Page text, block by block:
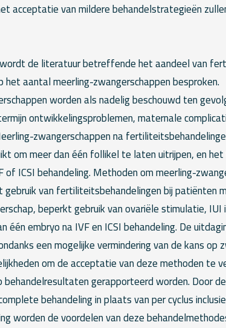
acceptatie van mildere behandelstrategieën
de literatuur betreffende het aandeel van
het aantal meerling-zwangerschappen besproken.
worden als nadelig beschouwd ten
ontwikkelingsproblemen, maternale
zwangerschappen na
om meer dan één follikel te laten uitrijpen, en
of ICSI behandeling. Methoden om meerling-
gebruik van fertiliteitsbehandelingen bij patiënten
beperkt gebruik van ovariële stimulatie, IUI
één embryo na IVF en ICSI behandeling. De
een mogelijke vermindering van de kans op
om de acceptatie van deze methoden te
gerapporteerd worden. Door
behandeling in plaats van per cyclus
worden de voordelen van deze